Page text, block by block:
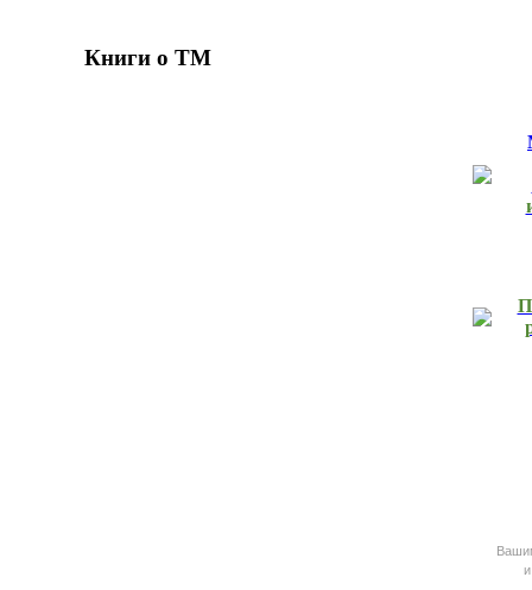
Книги о ТМ